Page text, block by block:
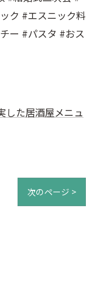
ク #エスニック料
ー #パスタ #おス
した居酒屋メニュ
次のページ >